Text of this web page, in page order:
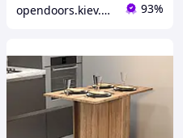
opendoors.kiev.ua – Кухни, Мебель для дома, Двери 93%